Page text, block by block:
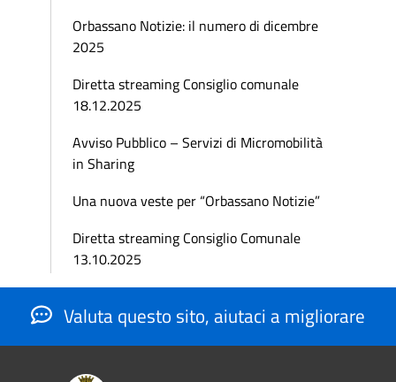
Orbassano Notizie: il numero di dicembre
2025
Diretta streaming Consiglio comunale
18.12.2025
Avviso Pubblico – Servizi di Micromobilità
in Sharing
Una nuova veste per “Orbassano Notizie”
Diretta streaming Consiglio Comunale
13.10.2025
Valuta questo sito, aiutaci a migliorare